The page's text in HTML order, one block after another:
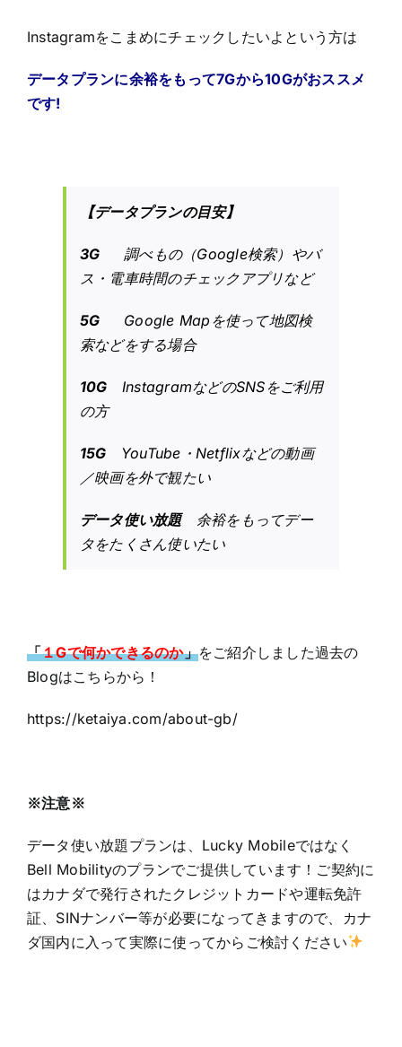
Instagramをこまめにチェックしたいよという方は
データプランに余裕をもって7Gから10Gがおススメ
です!
【データプランの目安】
3G 調べもの（Google検索）やバ
ス・電車時間のチェックアプリなど
5G Google Mapを使って地図検
索などをする場合
10G InstagramなどのSNSをご利用
の方
15G YouTube・Netflixなどの動画
／映画を外で観たい
データ使い放題余裕をもってデー
タをたくさん使いたい
「１Gで何かできるのか」をご紹介しました過去の
Blogはこちらから！
https://ketaiya.com/about-gb/
※注意※
データ使い放題プランは、Lucky Mobileではなく
Bell Mobilityのプランでご提供しています！ご契約に
はカナダで発行されたクレジットカードや運転免許
証、SINナンバー等が必要になってきますので、カナ
ダ国内に入って実際に使ってからご検討ください